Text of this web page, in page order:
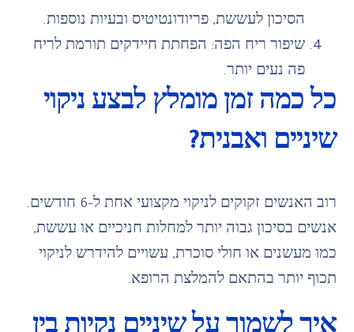
הסיכון לעששת, פריודונטיטיס ובעיות נוספות.
שיפור ריח הפה: הפחתת חיידקים תורמת לריח
פה נעים יותר.
כל כמה זמן מומלץ לבצע ניקוי
שיניים ואבנית?
רוב האנשים זקוקים לניקוי מקצועי אחת ל-6 חודשים.
אנשים בסיכון גבוה יותר למחלות חניכיים או עששת,
כמו מעשנים או חולי סוכרת, עשויים להידרש לניקוי
תכוף יותר בהתאם להמלצת הרופא.